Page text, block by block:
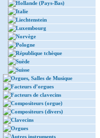
Hollande (Pays-Bas)
Italie
Liechtenstein
Luxembourg
Norvège
Pologne
République tchèque
Suède
Suisse
Orgues, Salles de Musique
Facteurs d’orgues
Facteurs de clavecins
Compositeurs (orgue)
Compositeurs (divers)
Clavecins
Orgues
Autres instruments